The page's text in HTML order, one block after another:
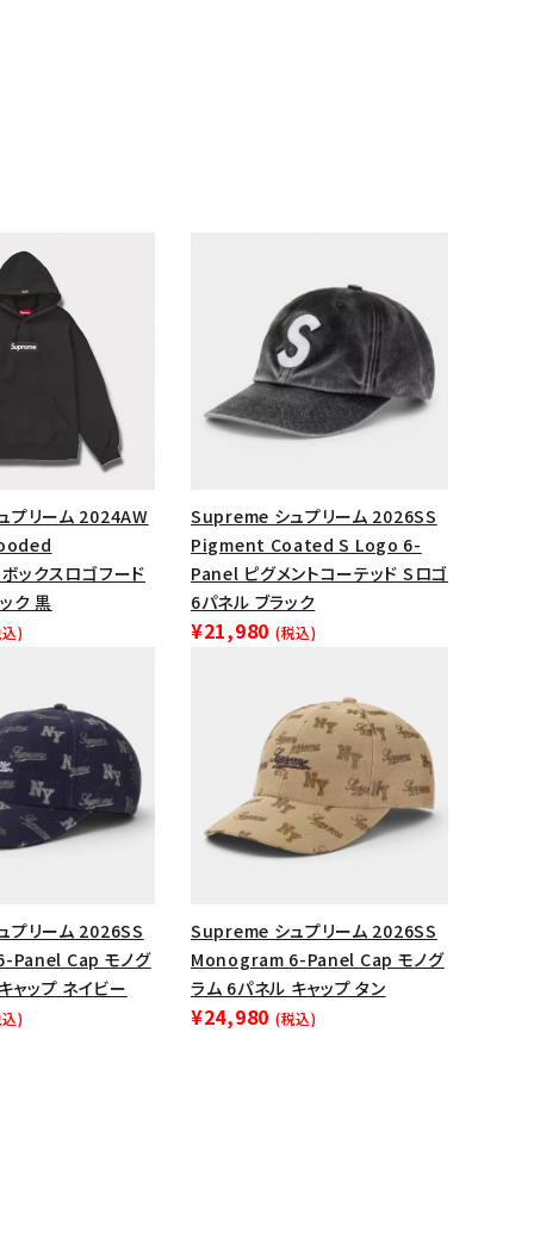
ドから探す
・ハット
ー・ウエストバッグ
プリーム 2024AW
クスロゴフード
ク 黒
)
Supreme シュプリーム 2026SS
Pigment Coated S Logo 6-
Panel ピグメントコーテッド Sロゴ
6パネル ブラック
¥21,980 (税込)
プリーム 2026SS
Cap モノグ
ャップ ネイビー
)
Supreme シュプリーム 2026SS
Monogram 6-Panel Cap モノグ
ラム 6パネル キャップ タン
¥24,980 (税込)